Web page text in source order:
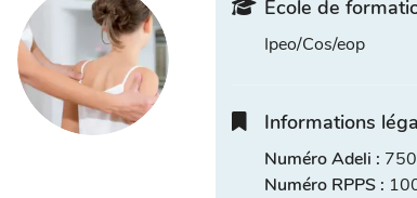
École de
Ipeo/Cos/eop
Informations
Numéro Adeli :
Numéro RPPS :